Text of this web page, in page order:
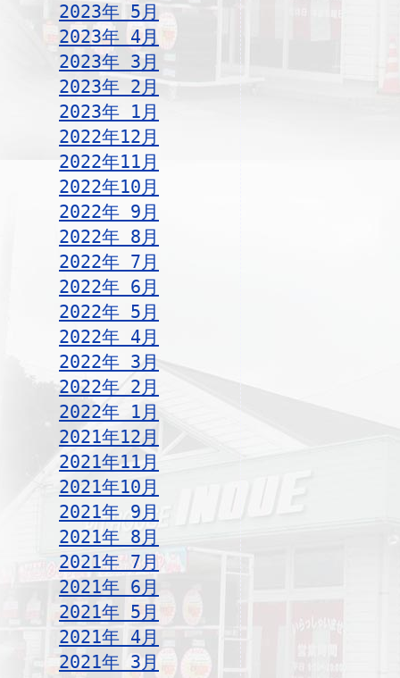
2023年 5月
2023年 4月
2023年 3月
2023年 2月
2023年 1月
2022年12月
2022年11月
2022年10月
2022年 9月
2022年 8月
2022年 7月
2022年 6月
2022年 5月
2022年 4月
2022年 3月
2022年 2月
2022年 1月
2021年12月
2021年11月
2021年10月
2021年 9月
2021年 8月
2021年 7月
2021年 6月
2021年 5月
2021年 4月
2021年 3月